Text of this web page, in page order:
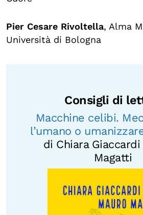
Pier Cesare Rivoltella, Alma
Università di Bologna
Consigli di
Macchine celibi.
l’umano o
di Chiara
Magatti